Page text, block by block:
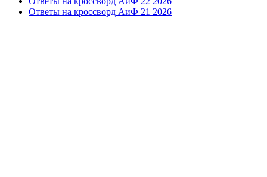
Ответы на кроссворд АиФ 21 2026